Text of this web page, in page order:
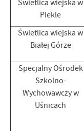
Świetlica wiejska w
Piekle
Świetlica wiejska w
Białej Górze
Specjalny Ośrodek
Szkolno-
Wychowawczy w
Uśnicach